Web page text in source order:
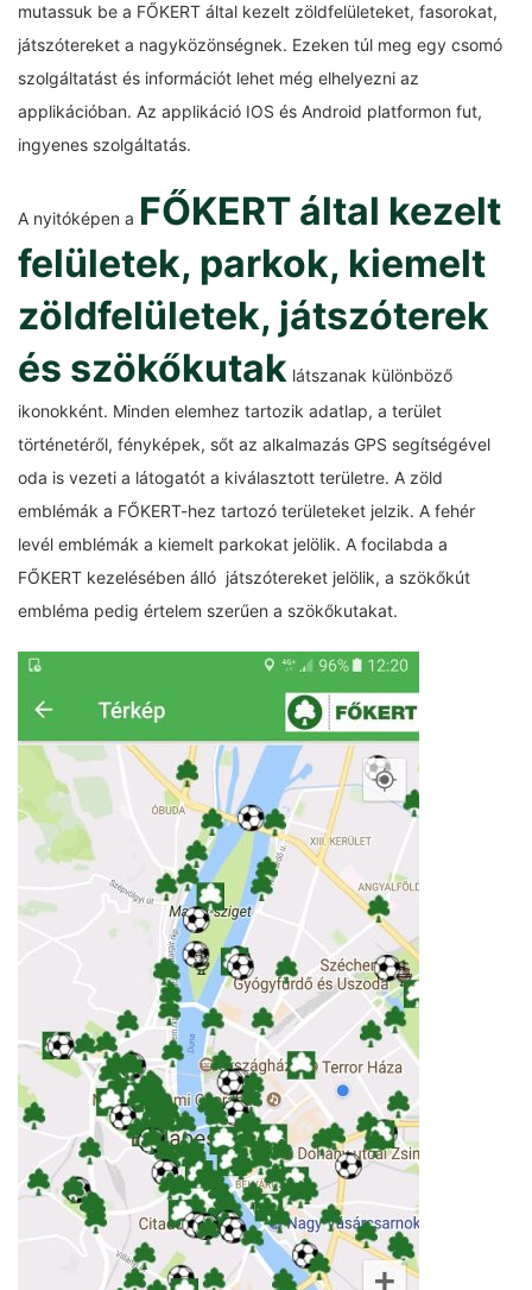
mutassuk be a FŐKERT által kezelt zöldfelületeket, fasorokat,
játszótereket a nagyközönségnek. Ezeken túl meg egy csomó
szolgáltatást és információt lehet még elhelyezni az
applikációban. Az applikáció IOS és Android platformon fut,
ingyenes szolgáltatás.
A nyitóképen a FŐKERT által kezelt
felületek, parkok, kiemelt
zöldfelületek, játszóterek
és szökőkutak látszanak különböző
ikonokként. Minden elemhez tartozik adatlap, a terület
történetéről, fényképek, sőt az alkalmazás GPS segítségével
oda is vezeti a látogatót a kiválasztott területre. A zöld
emblémák a FŐKERT-hez tartozó területeket jelzik. A fehér
levél emblémák a kiemelt parkokat jelölik. A focilabda a
FŐKERT kezelésében álló játszótereket jelölik, a szökőkút
embléma pedig értelem szerűen a szökőkutakat.